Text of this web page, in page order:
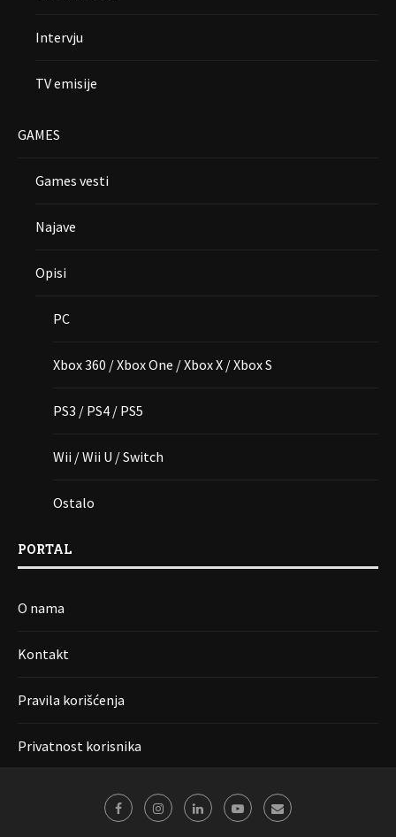
Intervju
TV emisije
GAMES
Games vesti
Najave
Opisi
PC
Xbox 360 / Xbox One / Xbox X / Xbox S
PS3 / PS4 / PS5
Wii / Wii U / Switch
Ostalo
PORTAL
O nama
Kontakt
Pravila korišćenja
Privatnost korisnika